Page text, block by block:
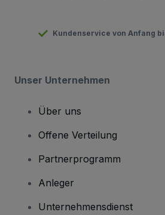
Kundenservice von Anfang
Unser Unternehmen
Über uns
Offene Verteilung
Partnerprogramm
Anleger
Unternehmensdienst